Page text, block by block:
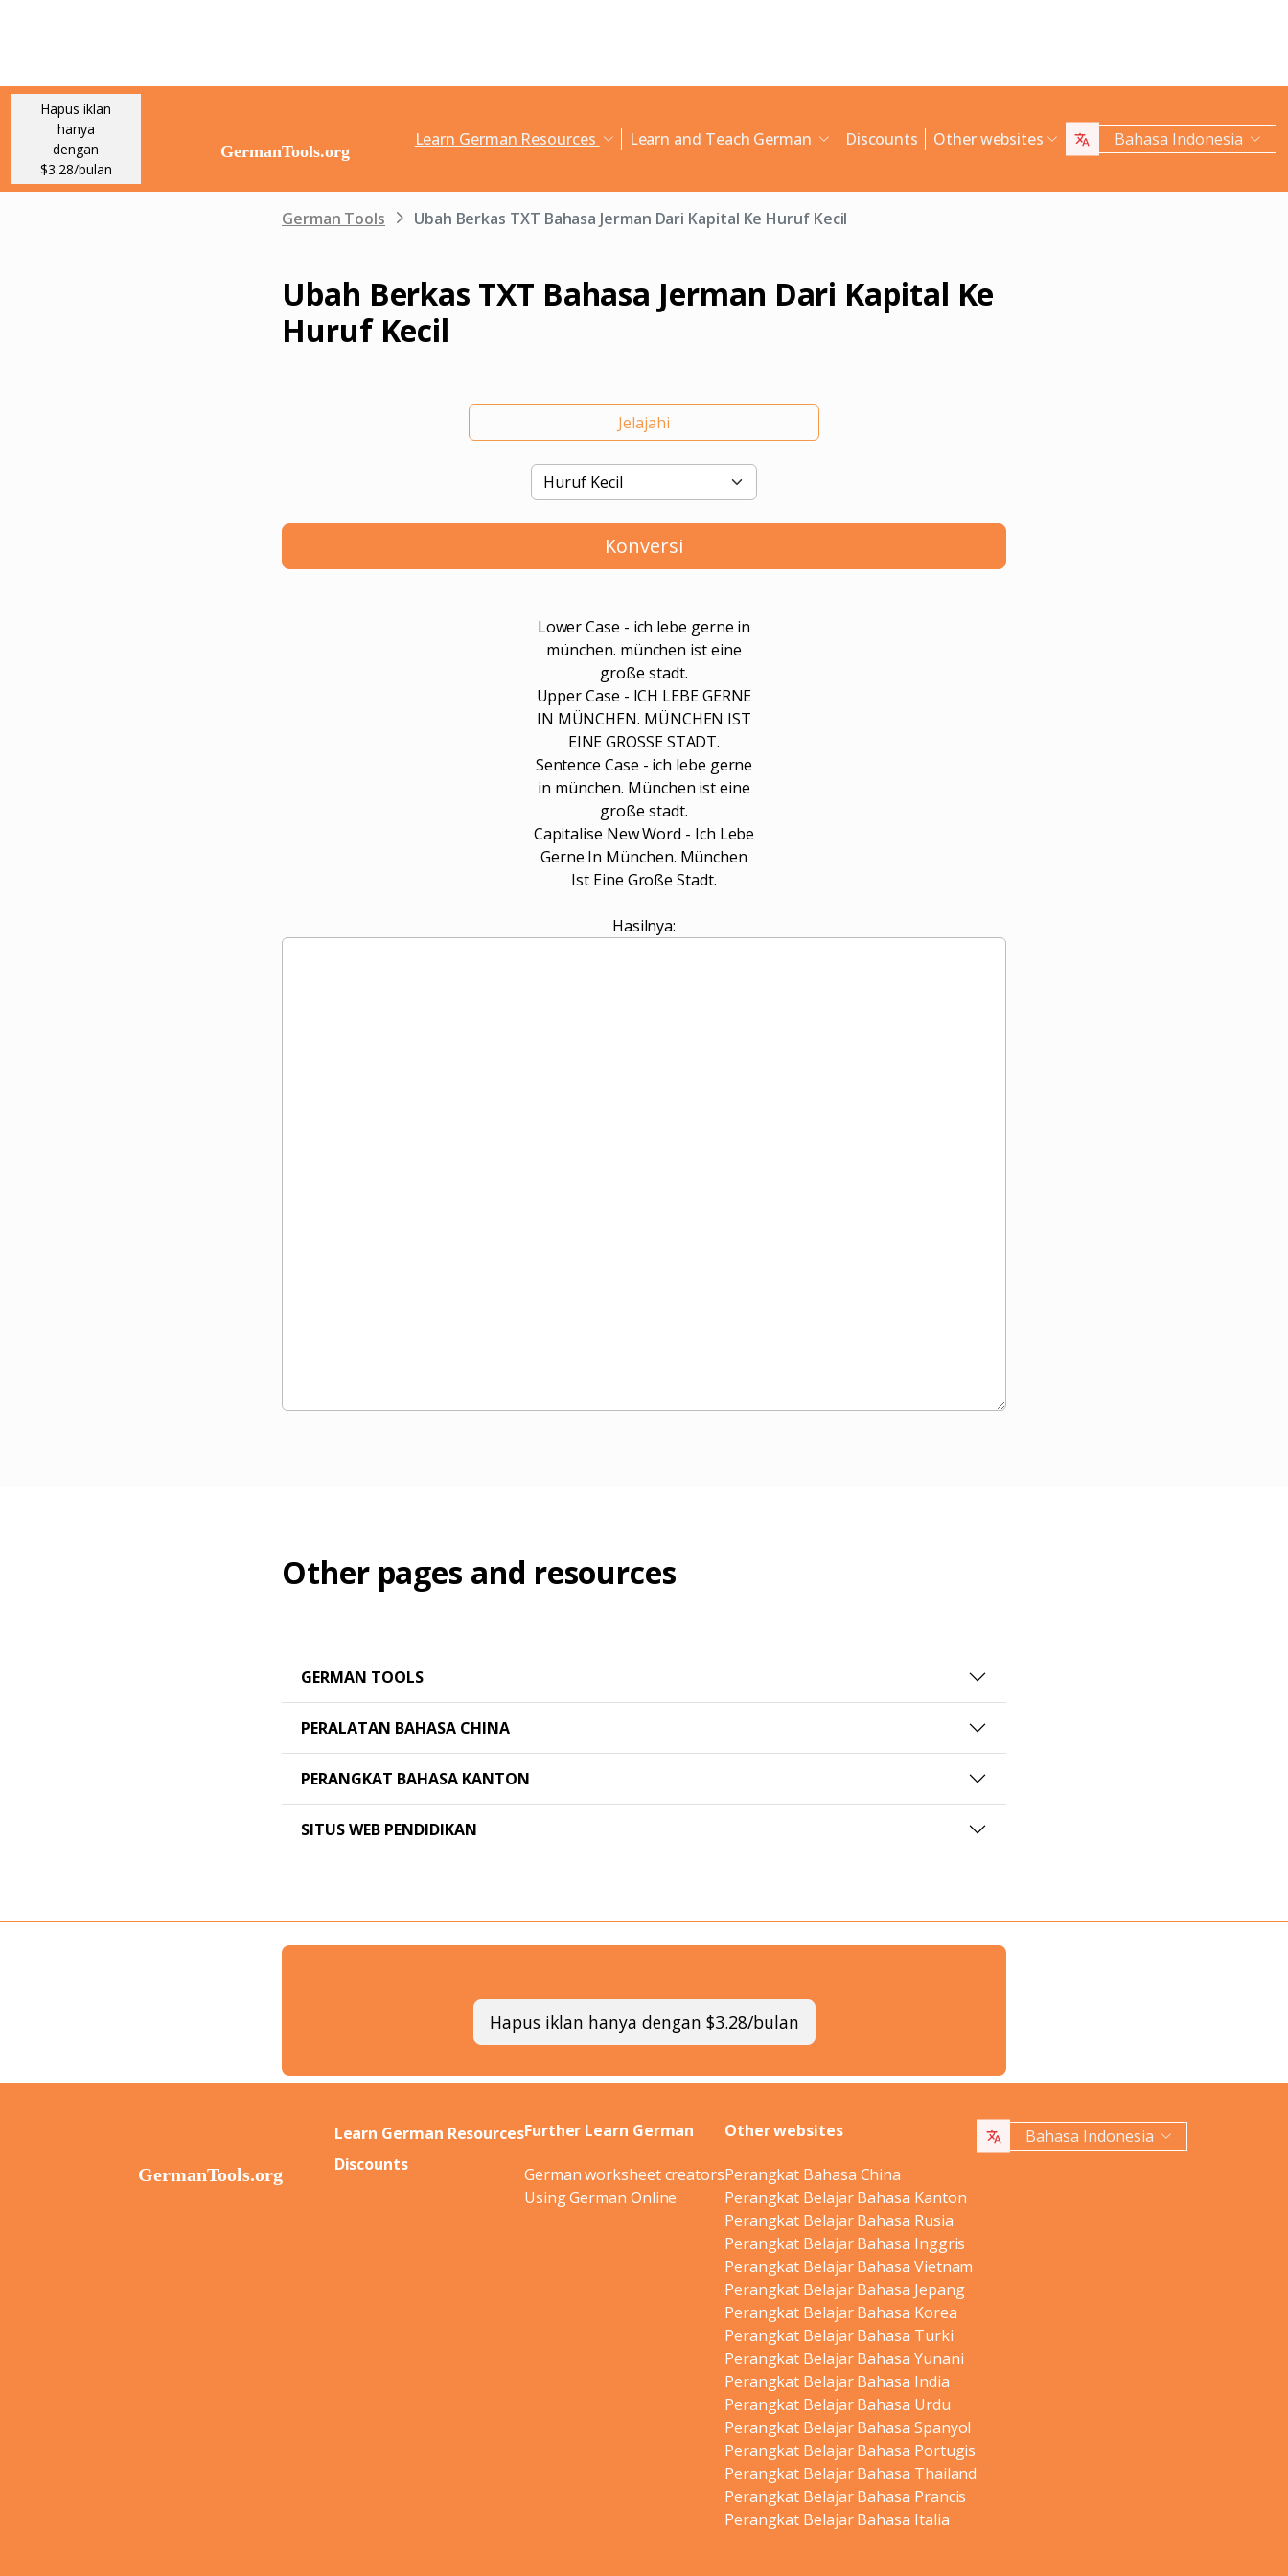
Hapus iklan
hanya
dengan
$3.28/bulan
Learn German Resources Learn and Teach German Discounts Other websites Bahasa Indonesia
German Tools Ubah Berkas TXT Bahasa Jerman Dari Kapital Ke Huruf Kecil
Ubah Berkas TXT Bahasa Jerman Dari Kapital Ke
Huruf Kecil
Jelajahi
Konversi
Lower Case - ich lebe gerne in
münchen. münchen ist eine
große stadt.
Upper Case - ICH LEBE GERNE
IN MÜNCHEN. MÜNCHEN IST
EINE GROSSE STADT.
Sentence Case - ich lebe gerne
in münchen. München ist eine
große stadt.
Capitalise New Word - Ich Lebe
Gerne In München. München
Ist Eine Große Stadt.
Hasilnya:
Other pages and resources
GERMAN TOOLS
PERALATAN BAHASA CHINA
PERANGKAT BAHASA KANTON
SITUS WEB PENDIDIKAN
Hapus iklan hanya dengan $3.28/bulan
Learn German Resources
Discounts
Further Learn German
German worksheet creators
Using German Online
Other websites
Perangkat Bahasa China
Perangkat Belajar Bahasa Kanton
Perangkat Belajar Bahasa Rusia
Perangkat Belajar Bahasa Inggris
Perangkat Belajar Bahasa Vietnam
Perangkat Belajar Bahasa Jepang
Perangkat Belajar Bahasa Korea
Perangkat Belajar Bahasa Turki
Perangkat Belajar Bahasa Yunani
Perangkat Belajar Bahasa India
Perangkat Belajar Bahasa Urdu
Perangkat Belajar Bahasa Spanyol
Perangkat Belajar Bahasa Portugis
Perangkat Belajar Bahasa Thailand
Perangkat Belajar Bahasa Prancis
Perangkat Belajar Bahasa Italia
Bahasa Indonesia